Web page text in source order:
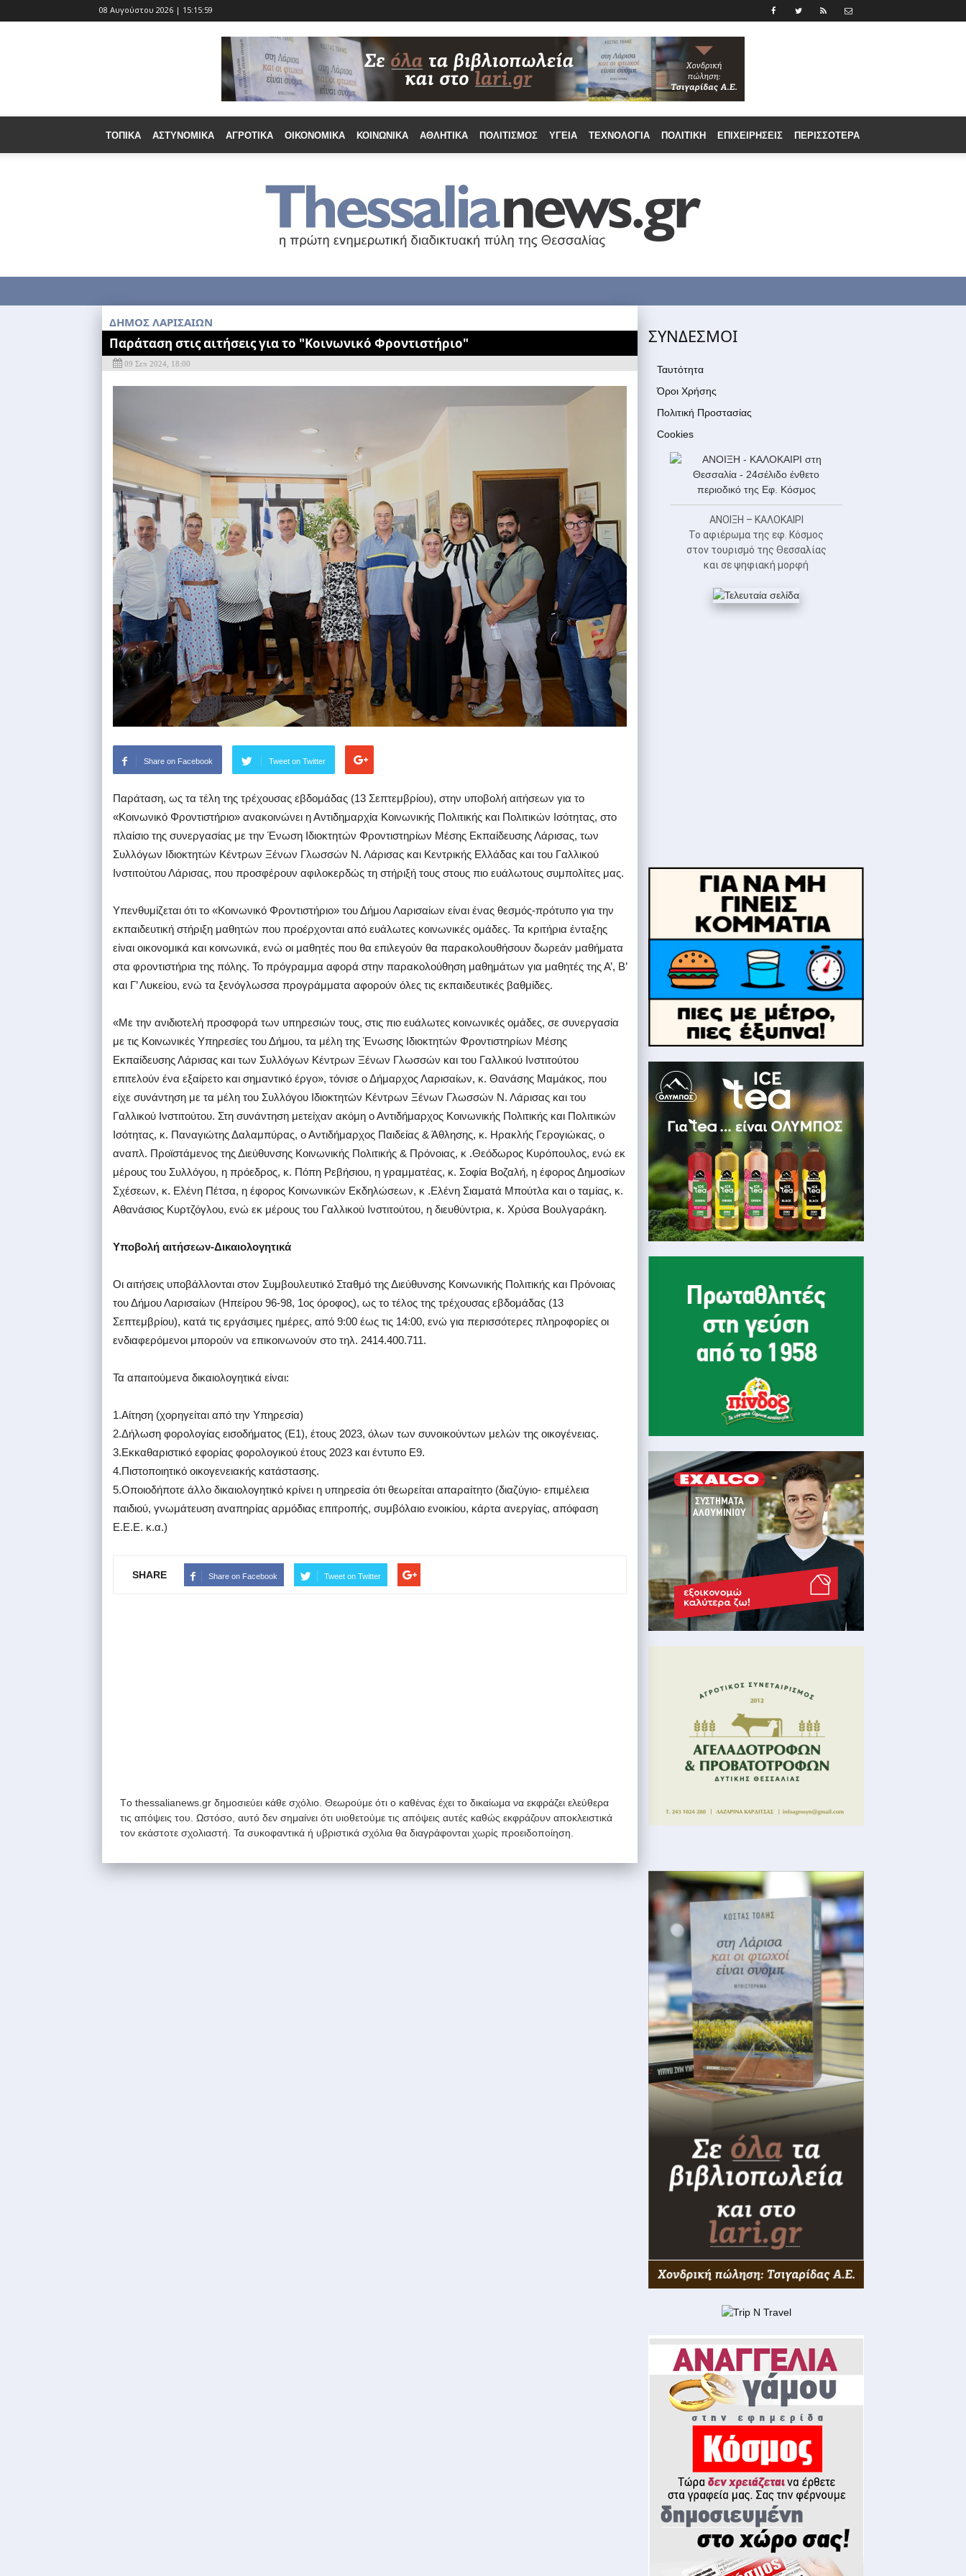
08 Αυγούστου 2026 | 15:16:01
ΤΟΠΙΚΆ ΑΣΤΥΝΟΜΙΚΆ ΑΓΡΟΤΙΚΆ ΟΙΚΟΝΟΜΙΚΆ ΚΟΙΝΩΝΙΚΆ ΑΘΛΗΤΙΚΆ ΠΟΛΙΤΙΣΜΌΣ ΥΓΕΊΑ ΤΕΧΝΟΛΟΓΊΑ ΠΟΛΙΤΙΚΉ ΕΠΙΧΕΙΡΉΣΕΙΣ ΠΕΡΙΣΣΟΤΕΡΑ
ΔΗΜΟΣ ΛΑΡΙΣΑΙΩΝ
Παράταση στις αιτήσεις για το "Κοινωνικό Φροντιστήριο"
09 Σεπ 2024, 18:00
Share on Facebook Tweet on Twitter
Παράταση, ως τα τέλη της τρέχουσας εβδομάδας (13 Σεπτεμβρίου), στην υποβολή αιτήσεων για το
«Κοινωνικό Φροντιστήριο» ανακοινώνει η Αντιδημαρχία Κοινωνικής Πολιτικής και Πολιτικών Ισότητας, στο
πλαίσιο της συνεργασίας με την Ένωση Ιδιοκτητών Φροντιστηρίων Μέσης Εκπαίδευσης Λάρισας, των
Συλλόγων Ιδιοκτητών Κέντρων Ξένων Γλωσσών Ν. Λάρισας και Κεντρικής Ελλάδας και του Γαλλικού
Ινστιτούτου Λάρισας, που προσφέρουν αφιλοκερδώς τη στήριξή τους στους πιο ευάλωτους συμπολίτες μας.
Υπενθυμίζεται ότι το «Κοινωνικό Φροντιστήριο» του Δήμου Λαρισαίων είναι ένας θεσμός-πρότυπο για την
εκπαιδευτική στήριξη μαθητών που προέρχονται από ευάλωτες κοινωνικές ομάδες. Τα κριτήρια ένταξης
είναι οικονομικά και κοινωνικά, ενώ οι μαθητές που θα επιλεγούν θα παρακολουθήσουν δωρεάν μαθήματα
στα φροντιστήρια της πόλης. Το πρόγραμμα αφορά στην παρακολούθηση μαθημάτων για μαθητές της Α’, Β’
και Γ’ Λυκείου, ενώ τα ξενόγλωσσα προγράμματα αφορούν όλες τις εκπαιδευτικές βαθμίδες.
«Με την ανιδιοτελή προσφορά των υπηρεσιών τους, στις πιο ευάλωτες κοινωνικές ομάδες, σε συνεργασία
με τις Κοινωνικές Υπηρεσίες του Δήμου, τα μέλη της Ένωσης Ιδιοκτητών Φροντιστηρίων Μέσης
Εκπαίδευσης Λάρισας και των Συλλόγων Κέντρων Ξένων Γλωσσών και του Γαλλικού Ινστιτούτου
επιτελούν ένα εξαίρετο και σημαντικό έργο», τόνισε ο Δήμαρχος Λαρισαίων, κ. Θανάσης Μαμάκος, που
είχε συνάντηση με τα μέλη του Συλλόγου Ιδιοκτητών Κέντρων Ξένων Γλωσσών Ν. Λάρισας και του
Γαλλικού Ινστιτούτου. Στη συνάντηση μετείχαν ακόμη ο Αντιδήμαρχος Κοινωνικής Πολιτικής και Πολιτικών
Ισότητας, κ. Παναγιώτης Δαλαμπύρας, ο Αντιδήμαρχος Παιδείας & Άθλησης, κ. Ηρακλής Γερογιώκας, ο
αναπλ. Προϊστάμενος της Διεύθυνσης Κοινωνικής Πολιτικής & Πρόνοιας, κ .Θεόδωρος Κυρόπουλος, ενώ εκ
μέρους του Συλλόγου, η πρόεδρος, κ. Πόπη Ρεβήσιου, η γραμματέας, κ. Σοφία Βοζαλή, η έφορος Δημοσίων
Σχέσεων, κ. Ελένη Πέτσα, η έφορος Κοινωνικών Εκδηλώσεων, κ .Ελένη Σιαματά Μπούτλα και ο ταμίας, κ.
Αθανάσιος Κυρτζόγλου, ενώ εκ μέρους του Γαλλικού Ινστιτούτου, η διευθύντρια, κ. Χρύσα Βουλγαράκη.
Υποβολή αιτήσεων-Δικαιολογητικά
Οι αιτήσεις υποβάλλονται στον Συμβουλευτικό Σταθμό της Διεύθυνσης Κοινωνικής Πολιτικής και Πρόνοιας
του Δήμου Λαρισαίων (Ηπείρου 96-98, 1ος όροφος), ως το τέλος της τρέχουσας εβδομάδας (13
Σεπτεμβρίου), κατά τις εργάσιμες ημέρες, από 9:00 έως τις 14:00, ενώ για περισσότερες πληροφορίες οι
ενδιαφερόμενοι μπορούν να επικοινωνούν στο τηλ. 2414.400.711.
Τα απαιτούμενα δικαιολογητικά είναι:
1.Αίτηση (χορηγείται από την Υπηρεσία)
2.Δήλωση φορολογίας εισοδήματος (Ε1), έτους 2023, όλων των συνοικούντων μελών της οικογένειας.
3.Εκκαθαριστικό εφορίας φορολογικού έτους 2023 και έντυπο Ε9.
4.Πιστοποιητικό οικογενειακής κατάστασης.
5.Οποιοδήποτε άλλο δικαιολογητικό κρίνει η υπηρεσία ότι θεωρείται απαραίτητο (διαζύγιο- επιμέλεια
παιδιού, γνωμάτευση αναπηρίας αρμόδιας επιτροπής, συμβόλαιο ενοικίου, κάρτα ανεργίας, απόφαση
Ε.Ε.Ε. κ.α.)
SHARE Share on Facebook Tweet on Twitter
Tο thessalianews.gr δημοσιεύει κάθε σχόλιο. Θεωρούμε ότι ο καθένας έχει το δικαίωμα να εκφράζει ελεύθερα
τις απόψεις του. Ωστόσο, αυτό δεν σημαίνει ότι υιοθετούμε τις απόψεις αυτές καθώς εκφράζουν αποκλειστικά
τον εκάστοτε σχολιαστή. Τα συκοφαντικά ή υβριστικά σχόλια θα διαγράφονται χωρίς προειδοποίηση.
ΣΥΝΔΕΣΜΟΙ
Ταυτότητα
Όροι Χρήσης
Πολιτική Προστασίας
Cookies
ΑΝΟΙΞΗ – ΚΑΛΟΚΑΙΡΙ
Το αφιέρωμα της εφ. Κόσμος
στον τουρισμό της Θεσσαλίας
και σε ψηφιακή μορφή